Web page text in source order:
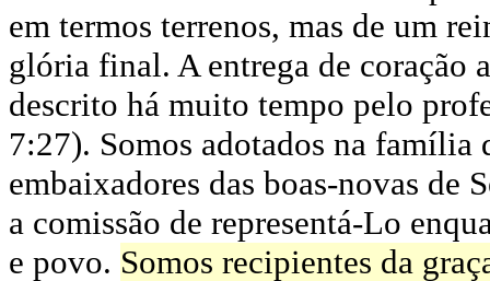
em termos terrenos, mas de um
glória final. A entrega de coração
descrito há muito tempo pelo
7:27). Somos adotados na família
embaixadores das boas-novas de
a comissão de representá-Lo
e povo. Somos recipientes da